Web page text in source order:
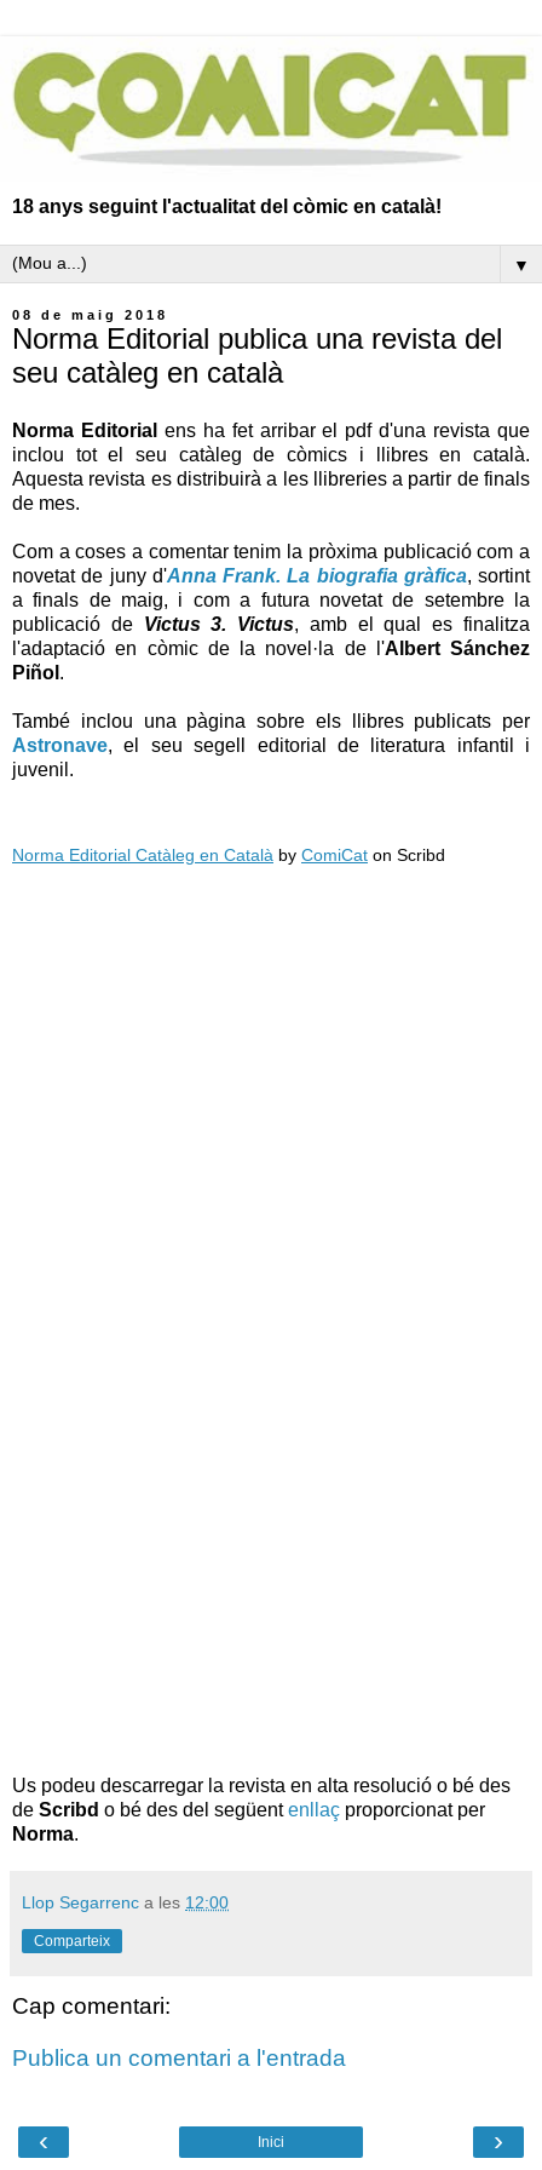
18 anys seguint l'actualitat del còmic en català!
▼
08 de maig 2018
Norma Editorial publica una revista del
seu catàleg en català
Norma Editorial ens ha fet arribar el pdf d'una revista que
inclou tot el seu catàleg de còmics i llibres en català.
Aquesta revista es distribuirà a les llibreries a partir de finals
de mes.
Com a coses a comentar tenim la pròxima publicació com a
novetat de juny d'Anna Frank. La biografia gràfica, sortint
a finals de maig, i com a futura novetat de setembre la
publicació de Victus 3. Victus, amb el qual es finalitza
l'adaptació en còmic de la novel·la de l'Albert Sánchez
Piñol .
També inclou una pàgina sobre els llibres publicats per
Astronave, el seu segell editorial de literatura infantil i
juvenil.
Norma Editorial Catàleg en Català by ComiCat on Scribd
Us podeu descarregar la revista en alta resolució o bé des
de Scribd o bé des del següentenllaç proporcionat per
Norma.
Llop Segarrenc a les 12:00
Comparteix
Cap comentari:
Publica un comentari a l'entrada
‹ ›
Inici